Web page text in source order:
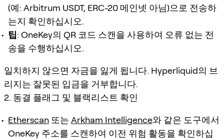
(예: Arbitrum USDT, ERC-20 메인넷 아님)으로 전송하
는지 확인하십시오.
팁: OneKey의 QR 코드 스캔을 사용하여 오류 없는 전
송을 수행하십시오.
일치하지 않으면 자금을 잃게 됩니다. Hyperliquid의 브
리지는 잘못된 입금을 거부합니다.
2. 동결 플래그 및 블랙리스트 확인
Etherscan 또는 Arkham Intelligence와 같은 도구에서
OneKey 주소를 스캔하여 이전 위험 활동을 확인하십